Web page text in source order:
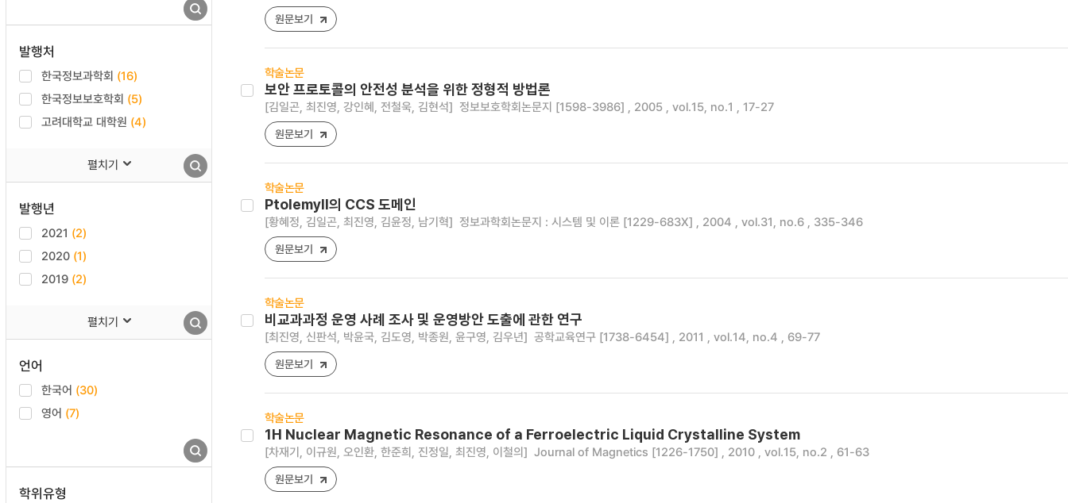
발행처
한국정보과학회 (16)
한국정보보호학회 (5)
고려대학교 대학원 (4)
펼치기
발행년
2021 (2)
2020 (1)
2019 (2)
펼치기
언어
한국어 (30)
영어 (7)
학위유형
원문보기
학술논문
보안 프로토콜의 안전성 분석을 위한 정형적 방법론
[김일곤, 최진영, 강인혜, 전철욱, 김현석] 정보보호학회논문지 [1598-3986] , 2005 , vol.15, no.1 , 17-27
원문보기
학술논문
PtolemyII의 CCS 도메인
[황혜정, 김일곤, 최진영, 김윤정, 남기혁] 정보과학회논문지 : 시스템 및 이론 [1229-683X] , 2004 , vol.31, no.6 , 335-346
원문보기
학술논문
비교과과정 운영 사례 조사 및 운영방안 도출에 관한 연구
[최진영, 신판석, 박윤국, 김도영, 박종원, 윤구영, 김우년] 공학교육연구 [1738-6454] , 2011 , vol.14, no.4 , 69-77
원문보기
학술논문
1H Nuclear Magnetic Resonance of a Ferroelectric Liquid Crystalline System
[차재기, 이규원, 오인환, 한준희, 진정일, 최진영, 이철의] Journal of Magnetics [1226-1750] , 2010 , vol.15, no.2 , 61-63
원문보기